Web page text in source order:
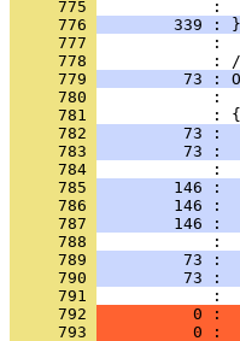
     775
     776
        339 : }
     777
            :
     778
     779
73 :
     780
     781
     782
73 :
     783
73 :
     784
     785
146 :
     786
146 :
     787
146 :
     788
     789
73 :
     790
73 :
     791
     792
0 :
     793
0 :